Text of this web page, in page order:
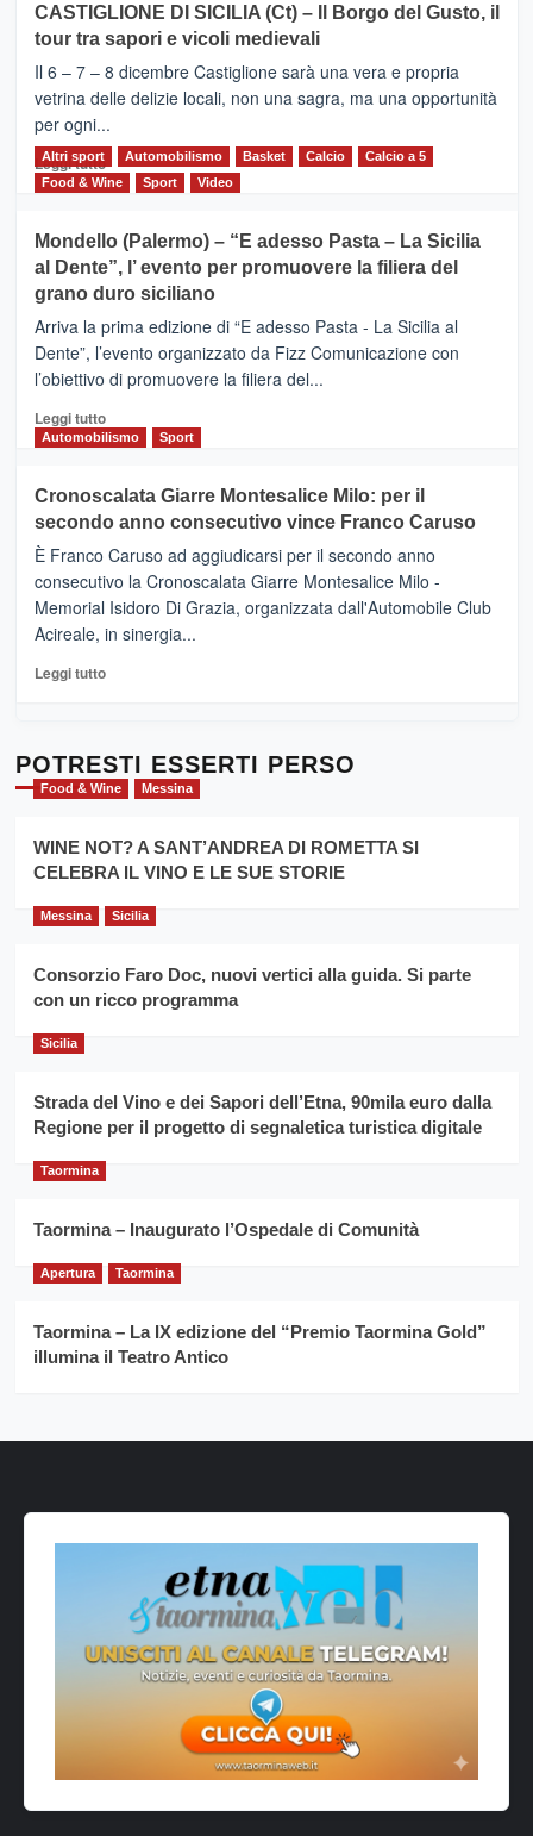
MOIO
ALCANTARA
–
Vivicittà,
alla
scoperta
del
territorio,
e
messaggi
di
CASTIGLIONE DI SICILIA (Ct) – Il Borgo del Gusto, il
tour tra sapori e vicoli medievali
Il 6 – 7 – 8 dicembre Castiglione sarà una vera e propria
vetrina delle delizie locali, non una sagra, ma una opportunità
per ogni...
Leggi tuttoLeggi
di
CASTIGLIONE
DI
SICILIA
(Ct)
–
Il
Borgo
Gusto,
il
tra
sapori
vicoli
medievali
Altri sport Automobilismo Basket Calcio
Calcio a 5
Food & Wine
Sport Video
Mondello (Palermo) – “E adesso Pasta – La Sicilia
al Dente”, l’ evento per promuovere la filiera del
grano duro siciliano
Arriva la prima edizione di “E adesso Pasta - La Sicilia al
Dente”, l’evento organizzato da Fizz Comunicazione con
l’obiettivo di promuovere la filiera del...
Leggi tuttoLeggi
di
Mondello
(Palermo)
–
“E
adesso
Pasta
–
Sicilia
l’
evento
per
la
filiera
grano
Automobilismo Sport
Cronoscalata Giarre Montesalice Milo: per il
secondo anno consecutivo vince Franco Caruso
È Franco Caruso ad aggiudicarsi per il secondo anno
consecutivo la Cronoscalata Giarre Montesalice Milo -
Memorial Isidoro Di Grazia, organizzata dall'Automobile Club
Acireale, in sinergia...
Leggi tuttoLeggi
Cronoscalata
Giarre
Montesalice
per
il
anno
Franco
Caruso
POTRESTI ESSERTI PERSO
Food & Wine Messina
WINE NOT? A SANT’ANDREA DI ROMETTA SI
CELEBRA IL VINO E LE SUE STORIE
Messina Sicilia
Consorzio Faro Doc, nuovi vertici alla guida. Si parte
con un ricco programma
Sicilia
Strada del Vino e dei Sapori dell’Etna, 90mila euro dalla
Regione per il progetto di segnaletica turistica digitale
Taormina
Taormina – Inaugurato l’Ospedale di Comunità
Apertura Taormina
Taormina – La IX edizione del “Premio Taormina Gold”
illumina il Teatro Antico